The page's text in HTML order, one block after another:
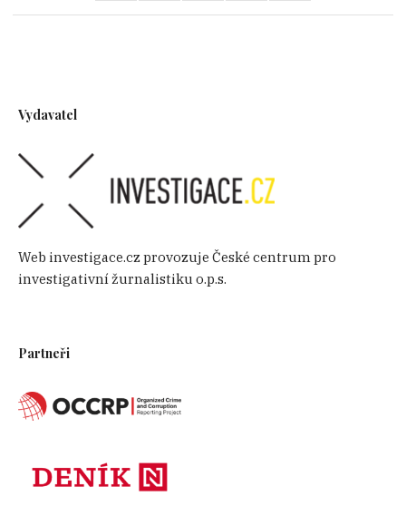
Vydavatel
Web investigace.cz provozuje České centrum pro
investigativní žurnalistiku o.p.s.
Partneři